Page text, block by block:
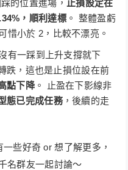
的位置進場， 止損設定在
，順利達標 。 整體盈虧
惜小於 2，比較不漂亮。
有一踩到上升支撐就下
跌，這也是止損位設在前
點下降。 止盈在下影線非
態已完成任務，後續的走
些好奇 or 想了解更多，
名群友一起討論～